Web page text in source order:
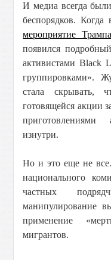
И медиа всегда
беспорядков.
мероприятие
появился
активистами Black
группировками».
стала скрывать,
готовящейся акции
приготовлениями
изнутри.
Но и это еще не
национального
частных
манипулирование
применение
мигрантов.